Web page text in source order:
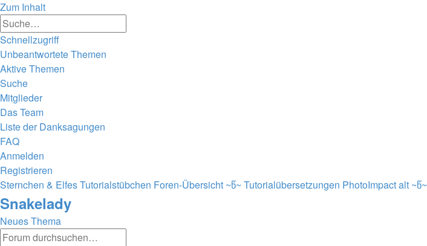
Zum Inhalt
Schnellzugriff
Unbeantwortete Themen
Aktive Themen
Suche
Mitglieder
Das Team
Liste der Danksagungen
FAQ
Anmelden
Registrieren
Sternchen & Elfes Tutorialstübchen Foren-Übersicht ~წ~ Tutorialübersetzungen PhotoImpact alt ~წ~
Snakelady
Neues Thema